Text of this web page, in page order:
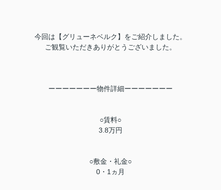
今回は【グリューネベルク】をご紹介しました。
ご観覧いただきありがとうございました。
ーーーーーーー物件詳細ーーーーーーー
○賃料○
3.8万円
○敷金・礼金○
0・1ヵ月